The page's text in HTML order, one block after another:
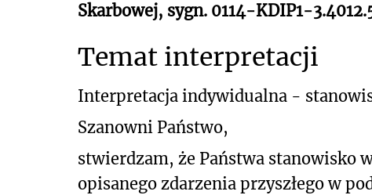
Skarbowej, sygn. 0114-KDIP1-
Temat interpretacji
Interpretacja indywidualna -
Szanowni Państwo,
stwierdzam, że Państwa stanowisko
opisanego zdarzenia przyszłego w